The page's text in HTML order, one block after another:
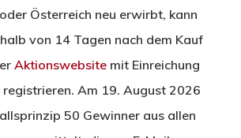
Österreich neu erwirbt, kann
von 14 Tagen nach dem Kauf
Aktionswebsitemit Einreichung
registrieren. Am 19. August 2026
50 Gewinner aus allen